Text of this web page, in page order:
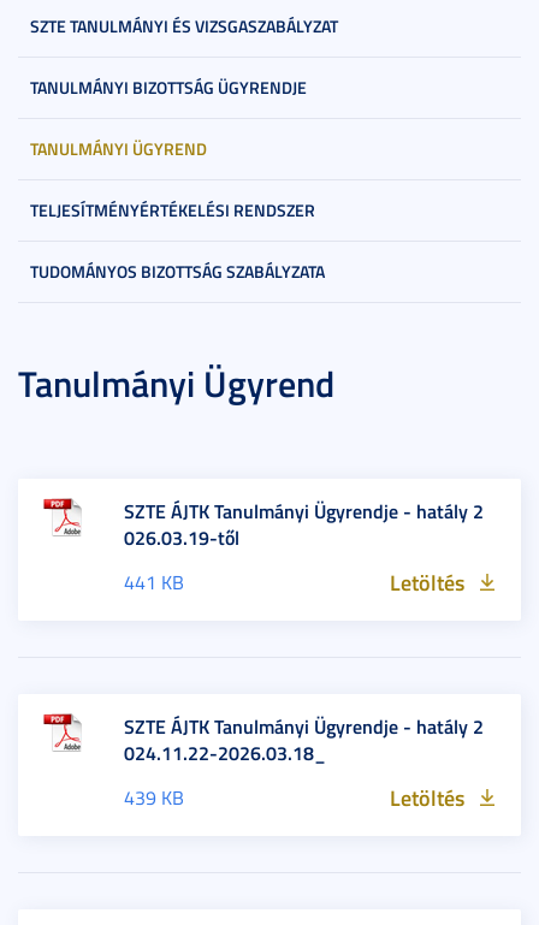
SZTE TANULMÁNYI ÉS VIZSGASZABÁLYZAT
TANULMÁNYI BIZOTTSÁG ÜGYRENDJE
TANULMÁNYI ÜGYREND
TELJESÍTMÉNYÉRTÉKELÉSI RENDSZER
TUDOMÁNYOS BIZOTTSÁG SZABÁLYZATA
Tanulmányi Ügyrend
SZTE ÁJTK Tanulmányi Ügyrendje - hatály 2
026.03.19-től
441 KB Letöltés
SZTE ÁJTK Tanulmányi Ügyrendje - hatály 2
024.11.22-2026.03.18_
439 KB Letöltés